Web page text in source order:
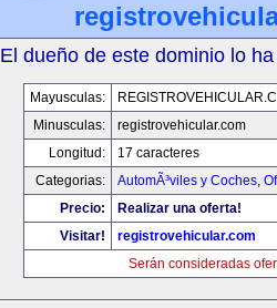
El dueño de este dominio lo
Mayusculas:
Minusculas:
registrovehicular.com
Longitud:
17 caracteres
Categorias:
AutomÃ³viles y Coches,
Precio:
Realizar una oferta!
Visitar!
registrovehicular.com
Serán consideradas